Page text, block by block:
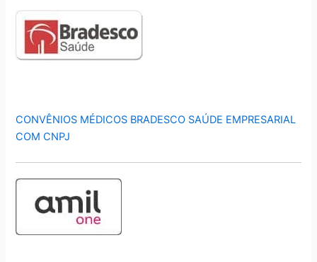
CONVÊNIOS MÉDICOS BRADESCO SAÚDE EMPRESARIAL
COM CNPJ